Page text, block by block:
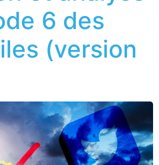
6 des
(version